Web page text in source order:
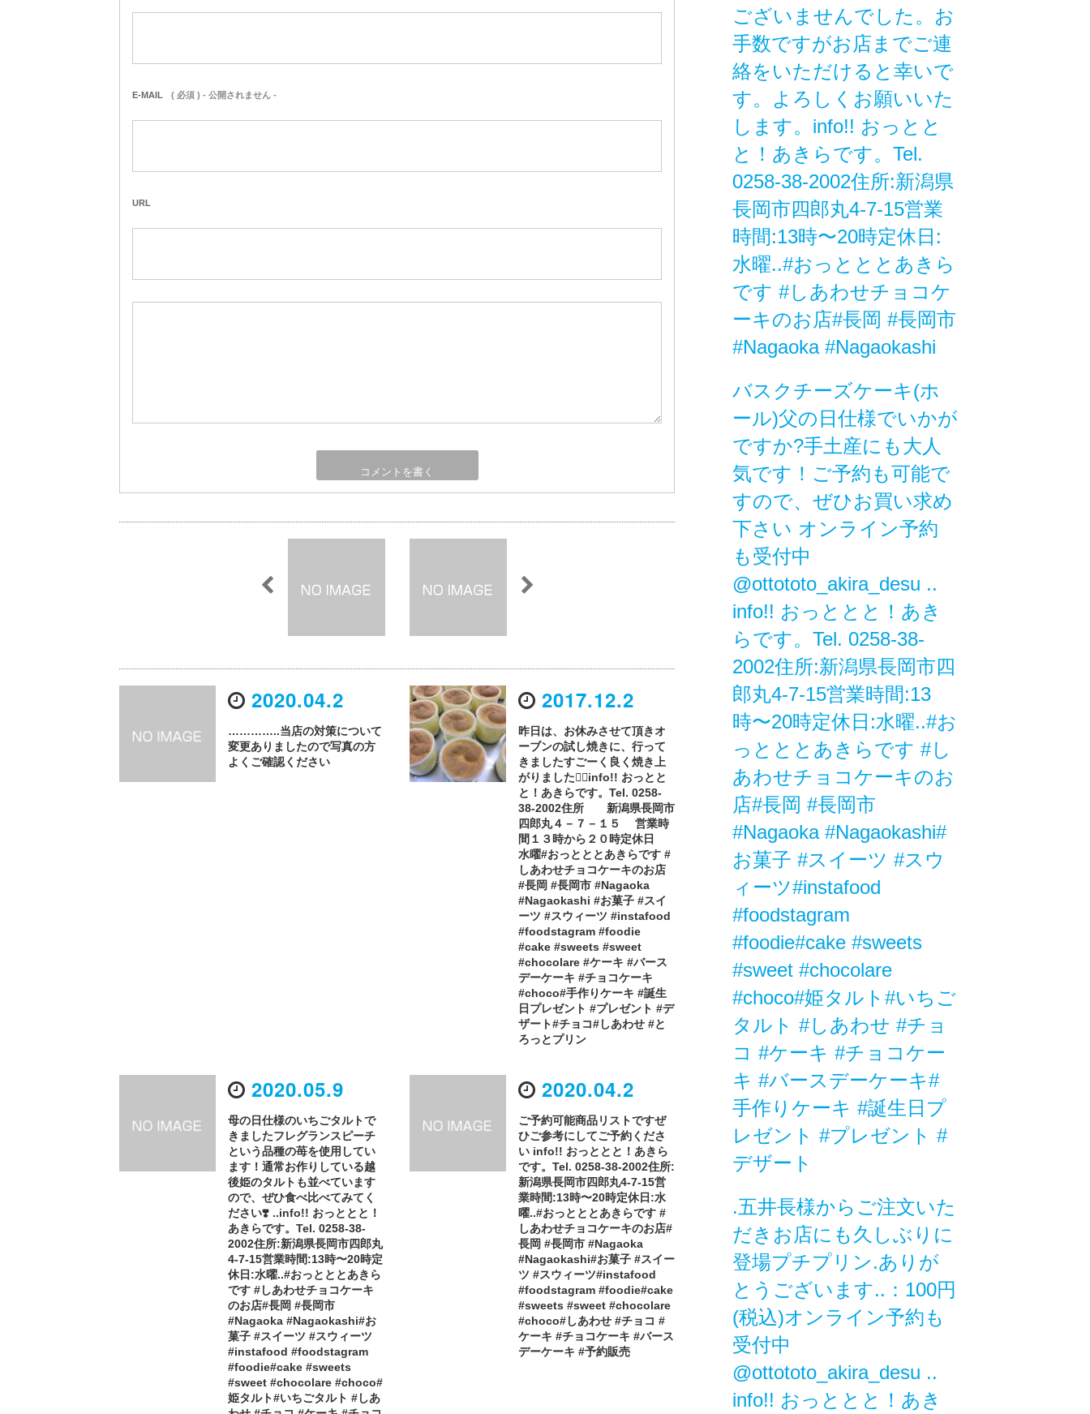
E-MAIL ( 必須 ) - 公開されません -
URL
2020.04.2
…………..️当店の対策について
変更ありましたので写真の方
よくご確認ください️
2017.12.2
昨日は、お休みさせて頂きオ
ーブンの試し焼きに、行って
きましたすごーく良く焼き上
がりました。🏻info!! おっとと
と！あきらです。Tel. 0258-
38-2002住所 新潟県長岡市
四郎丸４－７－１５ 営業時
間１３時から２０時定休日
水曜#おっとととあきらです #
しあわせチョコケーキのお店
#長岡 #長岡市 #Nagaoka
#Nagaokashi #お菓子 #スイ
ーツ #スウィーツ #instafood
#foodstagram #foodie
#cake #sweets #sweet
#chocolare #ケーキ #バース
デーケーキ #チョコケーキ
#choco#手作りケーキ #誕生
日プレゼント #プレゼント #デ
ザート#チョコ#しあわせ #と
ろっとプリン
2020.05.9
母の日仕様のいちごタルトで
きましたフレグランスピーチ
という品種の苺を使用してい
ます！通常お作りしている越
後姫のタルトも並べています
ので、ぜひ食べ比べてみてく
ださい❣️ ..info!! おっととと！
あきらです。Tel. 0258-38-
2002住所:新潟県長岡市四郎丸
4-7-15営業時間:13時〜20時定
休日:水曜..#おっとととあきら
です #しあわせチョコケーキ
のお店#長岡 #長岡市
#Nagaoka #Nagaokashi#お
菓子 #スイーツ #スウィーツ
#instafood #foodstagram
#foodie#cake #sweets
#sweet #chocolare #choco#
姫タルト#いちごタルト #しあ
2020.04.2
ご予約可能商品リストですぜ
ひご参考にしてご予約くださ
い️ ️info!! おっととと！あきら
です。Tel. 0258-38-2002住所:
新潟県長岡市四郎丸4-7-15営
業時間:13時〜20時定休日:水
曜..#おっとととあきらです #
しあわせチョコケーキのお店#
長岡 #長岡市 #Nagaoka
#Nagaokashi#お菓子 #スイー
ツ #スウィーツ#instafood
#foodstagram #foodie#cake
#sweets #sweet #chocolare
#choco#しあわせ #チョコ #
ケーキ #チョコケーキ #バース
デーケーキ #予約販売
ございませんでした。お
手数ですがお店までご連
絡をいただけると幸いで
す。よろしくお願いいた
します。info!! おっとと
と！あきらです。Tel.
0258-38-2002住所:新潟県
長岡市四郎丸4-7-15営業
時間:13時〜20時定休日:
水曜..#おっとととあきら
です #しあわせチョコケ
ーキのお店#長岡 #長岡市
#Nagaoka #Nagaokashi
バスクチーズケーキ(ホ
ール)父の日仕様でいかが
ですか?手土産にも大人
気です！ご予約も可能で
すので、ぜひお買い求め
下さい️ オンライン予約
も受付中
@ottototo_akira_desu ..
info!! おっととと！あき
らです。Tel. 0258-38-
2002住所:新潟県長岡市四
郎丸4-7-15営業時間:13
時〜20時定休日:水曜..#お
っとととあきらです #し
あわせチョコケーキのお
店#長岡 #長岡市
#Nagaoka #Nagaokashi#
お菓子 #スイーツ #スウ
ィーツ#instafood
#foodstagram
#foodie#cake #sweets
#sweet #chocolare
#choco#姫タルト#いちご
タルト #しあわせ #チョ
コ #ケーキ #チョコケー
キ #バースデーケーキ#
手作りケーキ #誕生日プ
レゼント #プレゼント #
デザート
.五井長様からご注文いた
だきお店にも久しぶりに
登場プチプリン.ありが
とうございます..：100円
(税込)オンライン予約も
受付中
@ottototo_akira_desu ..
info!! おっととと！あき